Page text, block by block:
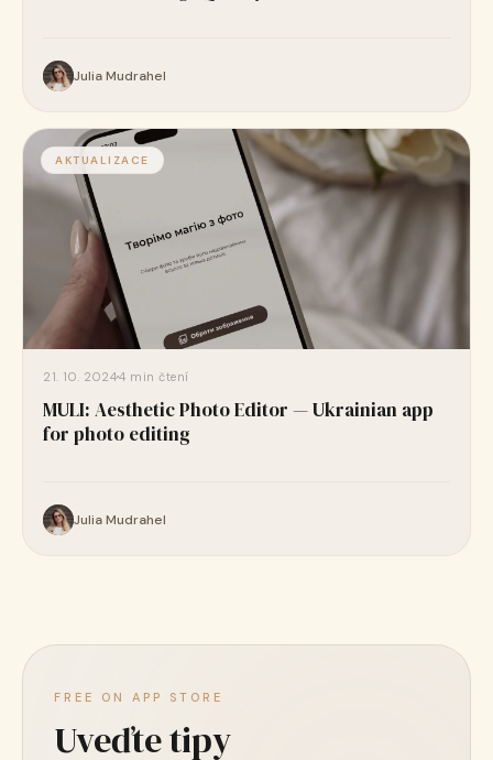
Julia Mudrahel
AKTUALIZACE
21. 10. 20244 min čtení
MULI: Aesthetic Photo Editor — Ukrainian app
for photo editing
Julia Mudrahel
FREE ON APP STORE
Uveďte tipy